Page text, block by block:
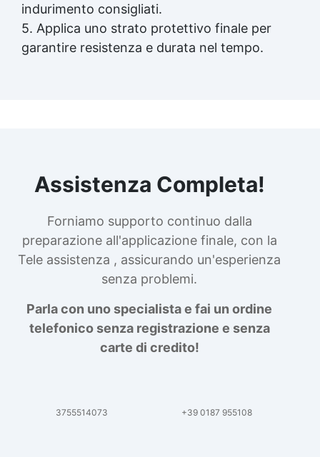
indurimento consigliati.
5. Applica uno strato protettivo finale per
garantire resistenza e durata nel tempo.
Assistenza Completa!
Forniamo supporto continuo dalla
preparazione all'applicazione finale, con la
Tele assistenza , assicurando un'esperienza
senza problemi.
Parla con uno specialista e fai un ordine
telefonico senza registrazione e senza
carte di credito!
3755514073 +39 0187 955108